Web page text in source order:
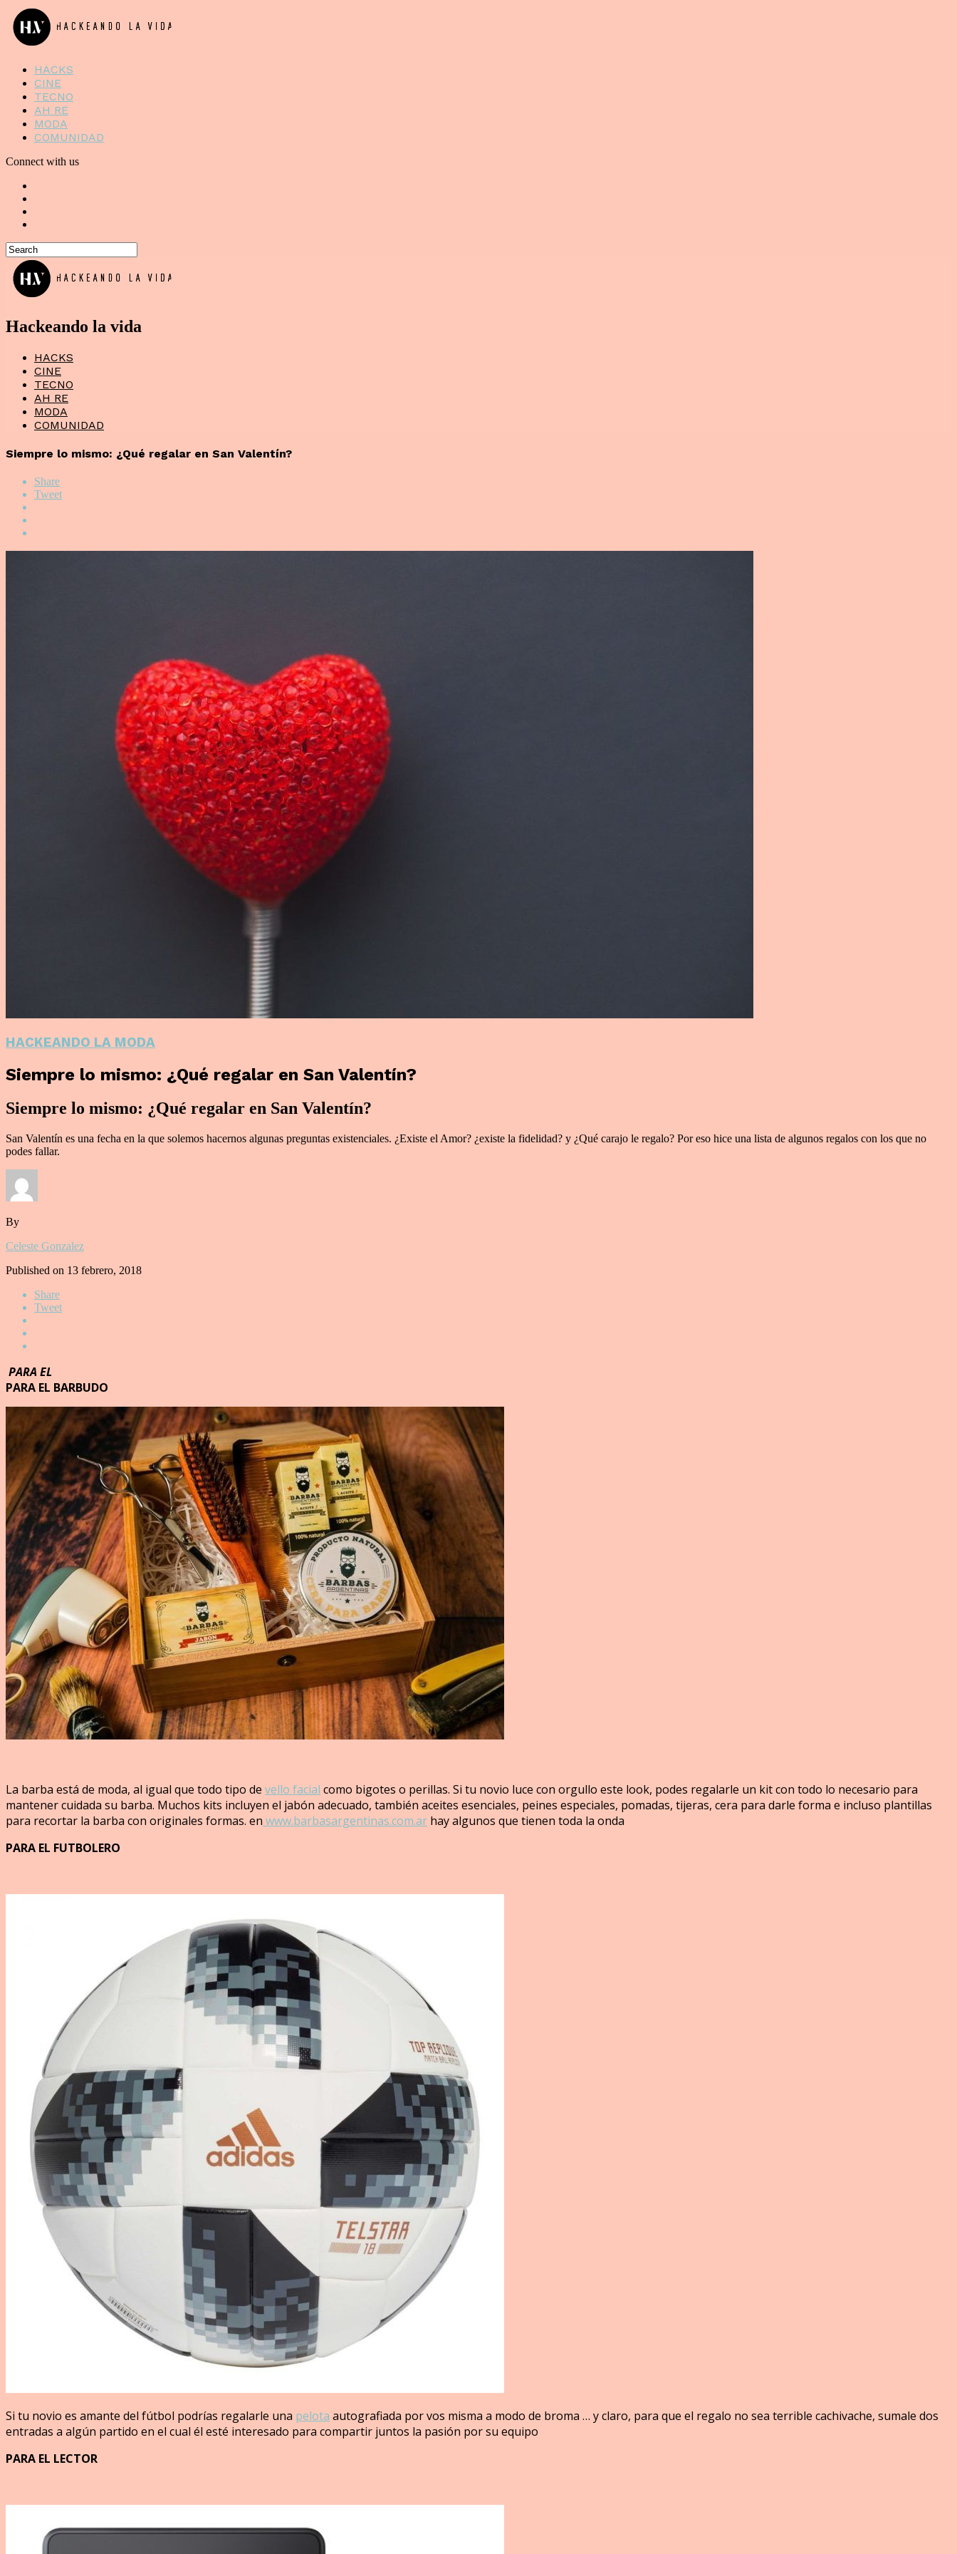
HACKS
CINE
TECNO
AH RE
MODA
COMUNIDAD
Connect with us
Hackeando la vida
HACKS
CINE
TECNO
AH RE
MODA
COMUNIDAD
Siempre lo mismo: ¿Qué regalar en San Valentín?
Share
Tweet
HACKEANDO LA MODA
Siempre lo mismo: ¿Qué regalar en San Valentín?
Siempre lo mismo: ¿Qué regalar en San Valentín?
San Valentín es una fecha en la que solemos hacernos algunas preguntas existenciales. ¿Existe el Amor? ¿existe la fidelidad? y ¿Qué carajo le regalo? Por eso hice una lista de algunos regalos con los que no
podes fallar.
By
Celeste Gonzalez
Published on 13 febrero, 2018
Share
Tweet
PARA EL
PARA EL BARBUDO
La barba está de moda, al igual que todo tipo de vello facial como bigotes o perillas. Si tu novio luce con orgullo este look, podes regalarle un kit con todo lo necesario para
mantener cuidada su barba. Muchos kits incluyen el jabón adecuado, también aceites esenciales, peines especiales, pomadas, tijeras, cera para darle forma e incluso plantillas
para recortar la barba con originales formas. en www.barbasargentinas.com.ar hay algunos que tienen toda la onda
PARA EL FUTBOLERO
Si tu novio es amante del fútbol podrías regalarle una pelota autografiada por vos misma a modo de broma … y claro, para que el regalo no sea terrible cachivache, sumale dos
entradas a algún partido en el cual él esté interesado para compartir juntos la pasión por su equipo
PARA EL LECTOR